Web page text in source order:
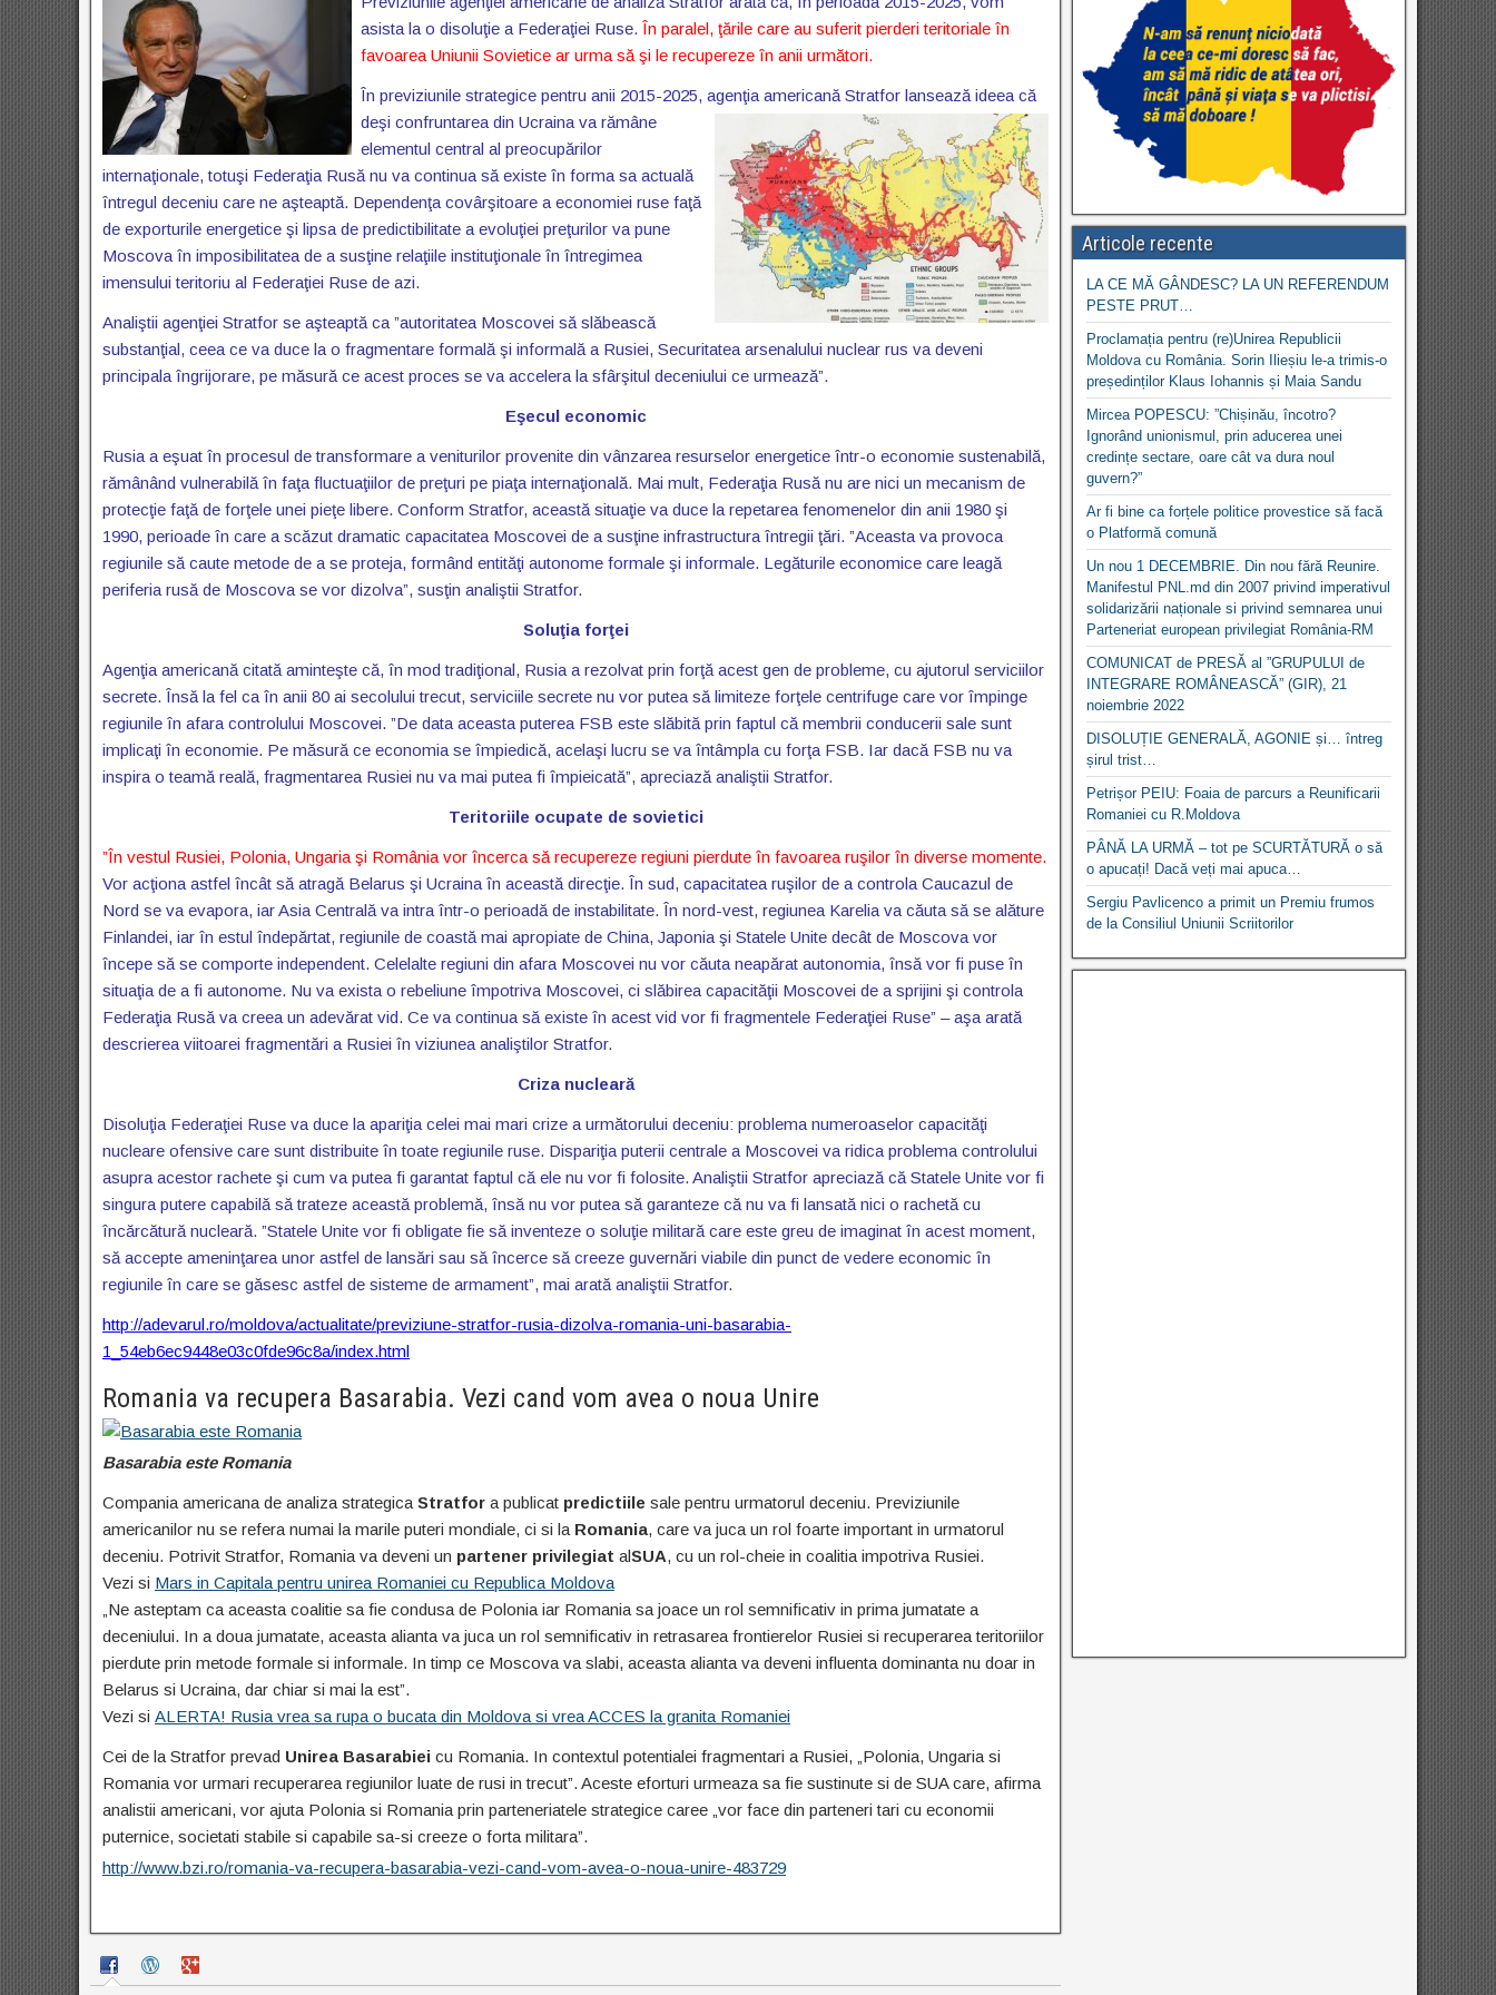
asista la o disoluţie a Federaţiei Ruse. În paralel, ţările care au suferit pierderi teritoriale în
favoarea Uniunii Sovietice ar urma să şi le recupereze în anii următori.
În previziunile strategice pentru anii 2015-2025, agenţia americană Stratfor lansează ideea că
deşi confruntarea din Ucraina va rămâne
elementul central al preocupărilor
internaţionale, totuşi Federaţia Rusă nu va continua să existe în forma sa actuală
întregul deceniu care ne aşteaptă. Dependenţa covârşitoare a economiei ruse faţă
de exporturile energetice şi lipsa de predictibilitate a evoluţiei preţurilor va pune
Moscova în imposibilitatea de a susţine relaţiile instituţionale în întregimea
imensului teritoriu al Federaţiei Ruse de azi.
Analiştii agenţiei Stratfor se aşteaptă ca ”autoritatea Moscovei să slăbească
substanţial, ceea ce va duce la o fragmentare formală şi informală a Rusiei, Securitatea arsenalului nuclear rus va deveni
principala îngrijorare, pe măsură ce acest proces se va accelera la sfârşitul deceniului ce urmează”.
Eşecul economic
Rusia a eşuat în procesul de transformare a veniturilor provenite din vânzarea resurselor energetice într-o economie sustenabilă,
rămânând vulnerabilă în faţa fluctuaţiilor de preţuri pe piaţa internaţională. Mai mult, Federaţia Rusă nu are nici un mecanism de
protecţie faţă de forţele unei pieţe libere. Conform Stratfor, această situaţie va duce la repetarea fenomenelor din anii 1980 şi
1990, perioade în care a scăzut dramatic capacitatea Moscovei de a susţine infrastructura întregii ţări. ”Aceasta va provoca
regiunile să caute metode de a se proteja, formând entităţi autonome formale şi informale. Legăturile economice care leagă
periferia rusă de Moscova se vor dizolva”, susţin analiştii Stratfor.
Soluţia forţei
Agenţia americană citată aminteşte că, în mod tradiţional, Rusia a rezolvat prin forţă acest gen de probleme, cu ajutorul serviciilor
secrete. Însă la fel ca în anii 80 ai secolului trecut, serviciile secrete nu vor putea să limiteze forţele centrifuge care vor împinge
regiunile în afara controlului Moscovei. ”De data aceasta puterea FSB este slăbită prin faptul că membrii conducerii sale sunt
implicaţi în economie. Pe măsură ce economia se împiedică, acelaşi lucru se va întâmpla cu forţa FSB. Iar dacă FSB nu va
inspira o teamă reală, fragmentarea Rusiei nu va mai putea fi împieicată”, apreciază analiştii Stratfor.
Teritoriile ocupate de sovietici
”În vestul Rusiei, Polonia, Ungaria şi România vor încerca să recupereze regiuni pierdute în favoarea ruşilor în diverse momente.
Vor acţiona astfel încât să atragă Belarus şi Ucraina în această direcţie. În sud, capacitatea ruşilor de a controla Caucazul de
Nord se va evapora, iar Asia Centrală va intra într-o perioadă de instabilitate. În nord-vest, regiunea Karelia va căuta să se alăture
Finlandei, iar în estul îndepărtat, regiunile de coastă mai apropiate de China, Japonia şi Statele Unite decât de Moscova vor
începe să se comporte independent. Celelalte regiuni din afara Moscovei nu vor căuta neapărat autonomia, însă vor fi puse în
situaţia de a fi autonome. Nu va exista o rebeliune împotriva Moscovei, ci slăbirea capacităţii Moscovei de a sprijini şi controla
Federaţia Rusă va creea un adevărat vid. Ce va continua să existe în acest vid vor fi fragmentele Federaţiei Ruse” – aşa arată
descrierea viitoarei fragmentări a Rusiei în viziunea analiştilor Stratfor.
Criza nucleară
Disoluţia Federaţiei Ruse va duce la apariţia celei mai mari crize a următorului deceniu: problema numeroaselor capacităţi
nucleare ofensive care sunt distribuite în toate regiunile ruse. Dispariţia puterii centrale a Moscovei va ridica problema controlului
asupra acestor rachete şi cum va putea fi garantat faptul că ele nu vor fi folosite. Analiştii Stratfor apreciază că Statele Unite vor fi
singura putere capabilă să trateze această problemă, însă nu vor putea să garanteze că nu va fi lansată nici o rachetă cu
încărcătură nucleară. ”Statele Unite vor fi obligate fie să inventeze o soluţie militară care este greu de imaginat în acest moment,
să accepte ameninţarea unor astfel de lansări sau să încerce să creeze guvernări viabile din punct de vedere economic în
regiunile în care se găsesc astfel de sisteme de armament”, mai arată analiştii Stratfor.
http://adevarul.ro/moldova/actualitate/previziune-stratfor-rusia-dizolva-romania-uni-basarabia-
1_54eb6ec9448e03c0fde96c8a/index.html
Romania va recupera Basarabia. Vezi cand vom avea o noua Unire
Basarabia este Romania
Compania americana de analiza strategica Stratfor a publicat predictiile sale pentru urmatorul deceniu. Previziunile
americanilor nu se refera numai la marile puteri mondiale, ci si la Romania, care va juca un rol foarte important in urmatorul
deceniu. Potrivit Stratfor, Romania va deveni un partener privilegiat alSUA, cu un rol-cheie in coalitia impotriva Rusiei.
Vezi si Mars in Capitala pentru unirea Romaniei cu Republica Moldova
„Ne asteptam ca aceasta coalitie sa fie condusa de Polonia iar Romania sa joace un rol semnificativ in prima jumatate a
deceniului. In a doua jumatate, aceasta alianta va juca un rol semnificativ in retrasarea frontierelor Rusiei si recuperarea teritoriilor
pierdute prin metode formale si informale. In timp ce Moscova va slabi, aceasta alianta va deveni influenta dominanta nu doar in
Belarus si Ucraina, dar chiar si mai la est”.
Vezi si ALERTA! Rusia vrea sa rupa o bucata din Moldova si vrea ACCES la granita Romaniei
Cei de la Stratfor prevad Unirea Basarabiei cu Romania. In contextul potentialei fragmentari a Rusiei, „Polonia, Ungaria si
Romania vor urmari recuperarea regiunilor luate de rusi in trecut”. Aceste eforturi urmeaza sa fie sustinute si de SUA care, afirma
analistii americani, vor ajuta Polonia si Romania prin parteneriatele strategice caree „vor face din parteneri tari cu economii
puternice, societati stabile si capabile sa-si creeze o forta militara”.
http://www.bzi.ro/romania-va-recupera-basarabia-vezi-cand-vom-avea-o-noua-unire-483729
Articole recente
LA CE MĂ GÂNDESC? LA UN REFERENDUM
PESTE PRUT…
Proclamația pentru (re)Unirea Republicii
Moldova cu România. Sorin Ilieșiu le-a trimis-o
președinților Klaus Iohannis și Maia Sandu
Mircea POPESCU: ”Chișinău, încotro?
Ignorând unionismul, prin aducerea unei
credințe sectare, oare cât va dura noul
guvern?”
Ar fi bine ca forțele politice provestice să facă
o Platformă comună
Un nou 1 DECEMBRIE. Din nou fără Reunire.
Manifestul PNL.md din 2007 privind imperativul
solidarizării naționale si privind semnarea unui
Parteneriat european privilegiat România-RM
COMUNICAT de PRESĂ al ”GRUPULUI de
INTEGRARE ROMÂNEASCĂ” (GIR), 21
noiembrie 2022
DISOLUȚIE GENERALĂ, AGONIE și… întreg
șirul trist…
Petrișor PEIU: Foaia de parcurs a Reunificarii
Romaniei cu R.Moldova
PÂNĂ LA URMĂ – tot pe SCURTĂTURĂ o să
o apucați! Dacă veți mai apuca…
Sergiu Pavlicenco a primit un Premiu frumos
de la Consiliul Uniunii Scriitorilor